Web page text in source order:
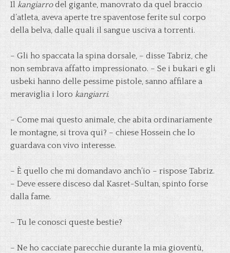
Il kangiarrodel gigante, manovrato da quel braccio
d’atleta, aveva aperte tre spaventose ferite sul corpo
della belva, dalle quali il sangue usciva a torrenti.
– Gli ho spaccata la spina dorsale, – disse Tabriz, che
non sembrava affatto impressionato. – Se i bukari e gli
usbeki hanno delle pessime pistole, sanno affilare a
meraviglia i loro kangiarri.
– Come mai questo animale, che abita ordinariamente
le montagne, si trova qui? – chiese Hossein che lo
guardava con vivo interesse.
– È quello che mi domandavo anch’io – rispose Tabriz.
– Deve essere disceso dal Kasret-Sultan, spinto forse
dalla fame.
– Tu le conosci queste bestie?
– Ne ho cacciate parecchie durante la mia gioventù,